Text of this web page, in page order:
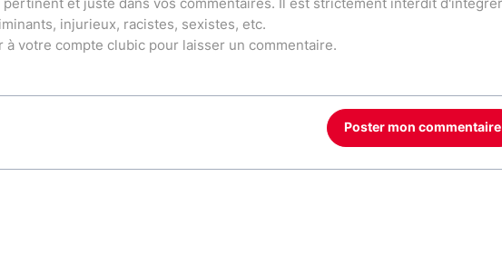
Poster mon commentaire